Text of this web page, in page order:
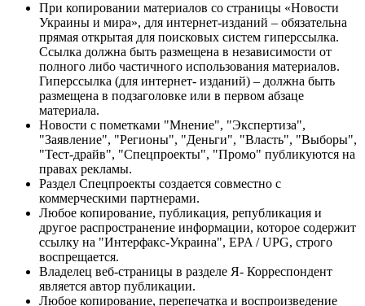
При копировании материалов со страницы «Новости
Украины и мира», для интернет-изданий – обязательна
прямая открытая для поисковых систем гиперссылка.
Ссылка должна быть размещена в независимости от
полного либо частичного использования материалов.
Гиперссылка (для интернет- изданий) – должна быть
размещена в подзаголовке или в первом абзаце
материала.
Новости с пометками "Мнение", "Экспертиза",
"Заявление", "Регионы", "Деньги", "Власть", "Выборы",
"Тест-драйв", "Спецпроекты", "Промо" публикуются на
правах рекламы.
Раздел Спецпроекты создается совместно с
коммерческими партнерами.
Любое копирование, публикация, републикация и
другое распространение информации, которое содержит
ссылку на "Интерфакс-Украина", EPA / UPG, строго
воспрещается.
Владелец веб-страницы в разделе Я- Корреспондент
является автор публикации.
Любое копирование, перепечатка и воспроизведение